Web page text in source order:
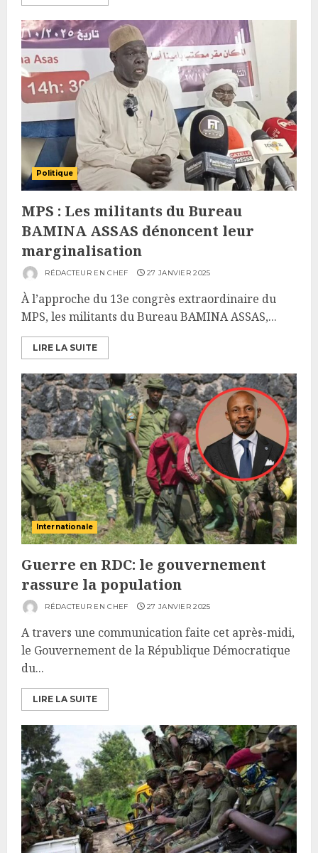
Politique
MPS : Les militants du Bureau
BAMINA ASSAS dénoncent leur
marginalisation
RÉDACTEUR EN CHEF 27 JANVIER 2025
À l’approche du 13e congrès extraordinaire du
MPS, les militants du Bureau BAMINA ASSAS,...
LIRE LA SUITE
Internationale
Guerre en RDC: le gouvernement
rassure la population
RÉDACTEUR EN CHEF 27 JANVIER 2025
A travers une communication faite cet après-midi,
le Gouvernement de la République Démocratique
du...
LIRE LA SUITE